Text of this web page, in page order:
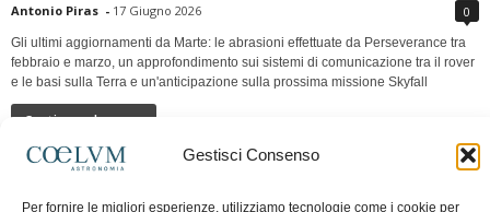
Gestisci Consenso
Per fornire le migliori esperienze, utilizziamo tecnologie come i cookie per
Antonio Piras - 17 Giugno 2026 0
Gli ultimi aggiornamenti da Marte: le abrasioni effettuate da Perseverance tra
febbraio e marzo, un approfondimento sui sistemi di comunicazione tra il rover
e le basi sulla Terra e un'anticipazione sulla prossima missione Skyfall
Continua a leggere